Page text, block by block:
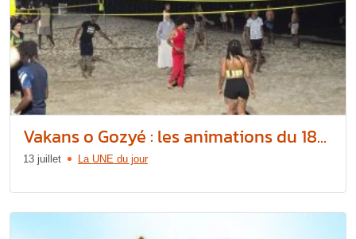
Vakans o Gozyé : les animations du 18...
13 juillet La UNE du jour